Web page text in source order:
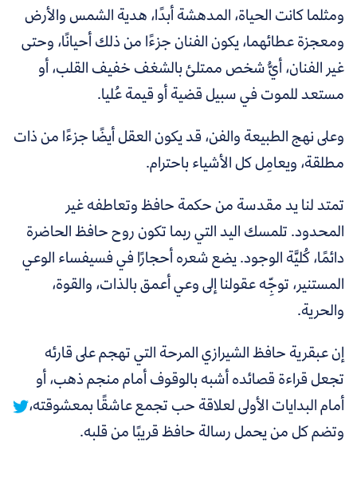
ومثلما كانت الحياة، المدهشة أبدًا، هدية الشمس والأرض
ومعجزة عطائهما، يكون الفنان جزءًا من ذلك أحيانًا، وحتى
غير الفنان، أيُّ شخص ممتلئ بالشغف خفيف القلب، أو
مستعد للموت في سبيل قضية أو قيمة عُليا.
وعلى نهج الطبيعة والفن، قد يكون العقل أيضًا جزءًا من ذات
مطلقة، ويعامِل كل الأشياء باحترام.
تمتد لنا يد مقدسة من حكمة حافظ وتعاطفه غير
المحدود. تلمسك اليد التي ربما تكون روح حافظ الحاضرة
دائمًا، كُليَّة الوجود. يضع شعره أحجارًا في فسيفساء الوعي
المستنير، توجِّه عقولنا إلى وعي أعمق بالذات، والقوة،
والحرية.
إنعبقرية حافظ الشيرازي المرحة التي تهجم على قارئه
تجعل قراءة قصائده أشبه بالوقوف أمام منجم ذهب، أو
أمام البدايات الأولى لعلاقة حب تجمع عاشقًا بمعشوقته،
وتضم كل من يحمل رسالة حافظ قريبًا من قلبه.